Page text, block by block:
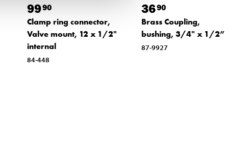
9990
Clamp ring connector,
Valve mount, 12 x 1/2"
internal
84-448
3690
Brass Coupling,
bushing, 3/4" x 1/2”
87-9927